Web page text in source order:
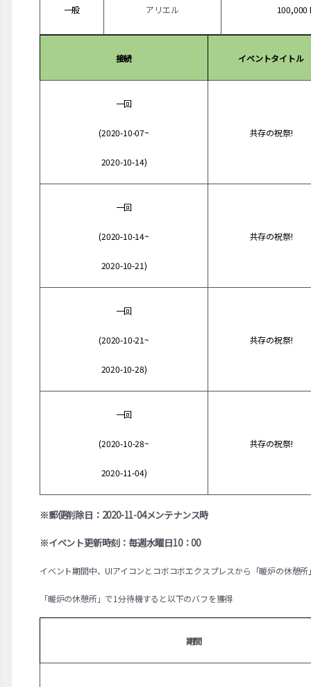
一般 アリエル 100,000
接続 イベントタイトル
一回
(2020-10-07~
2020-10-14)
共存の祝祭!
一回
(2020-10-14~
2020-10-21)
共存の祝祭!
一回
(2020-10-21~
2020-10-28)
共存の祝祭!
一回
(2020-10-28~
2020-11-04)
共存の祝祭!
※郵便削除日：2020-11-04メンテナンス時
※イベント更新時刻：毎週水曜日10：00
イベント期間中、UIアイコンとコボコボエクスプレスから「暖炉の休憩
「暖炉の休憩所」で1分待機すると以下のバフを獲得
期間